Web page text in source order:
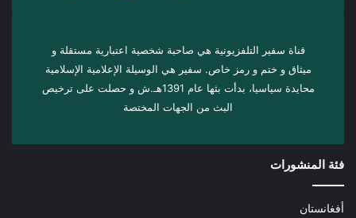
قناة سفير التلفزيونية هي صاحبة شخصية اعتبارية مستقلة و
ميثاق و ختم و رمز خاص. سفیر هي الوسيلة الإعلامية الإسلامية
محايدة سياسيا، بدأت بثها عام 1391هـ.ش و حصلت على ترخيص
البث من الجهات المختصة
فئة المنشورات
أفغانستان